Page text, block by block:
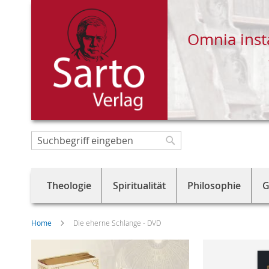
Direkt
zum
Omnia
Suche
Theologie Spiritualität Philosophie
Home Die eherne Schlange - DVD